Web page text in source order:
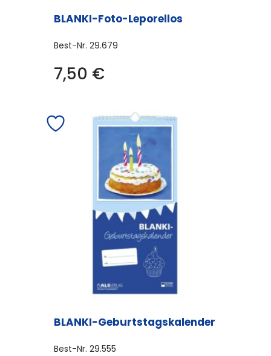
BLANKI-Foto-Leporellos
Best-Nr. 29.679
7,50 €
BLANKI-Geburtstagskalender
Best-Nr. 29.555